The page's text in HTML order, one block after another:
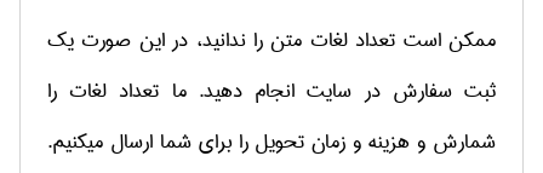
ممکن است تعداد لغات متن را ندانید، در این صورت یک
ثبت سفارش در سایت انجام دهید. ما تعداد لغات را
شمارش و هزینه و زمان تحویل را برای شما ارسال میکنیم.